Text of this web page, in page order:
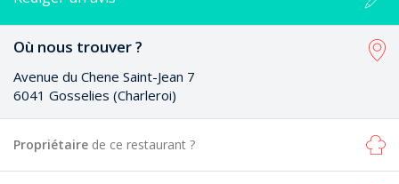
Où nous trouver ?
Avenue du Chene Saint-Jean 7
6041 Gosselies (Charleroi)
Propriétaire de ce restaurant ?